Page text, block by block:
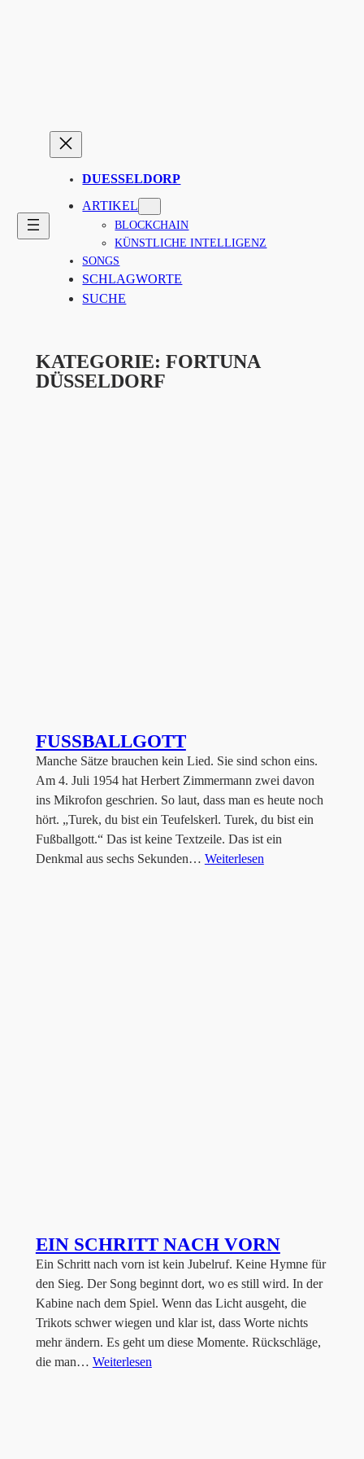
DUESSELDORP
ARTIKEL
BLOCKCHAIN
KÜNSTLICHE INTELLIGENZ
SONGS
SCHLAGWORTE
SUCHE
KATEGORIE: FORTUNA
DÜSSELDORF
FUSSBALLGOTT
Manche Sätze brauchen kein Lied. Sie sind schon eins.
Am 4. Juli 1954 hat Herbert Zimmermann zwei davon
ins Mikrofon geschrien. So laut, dass man es heute noch
hört. „Turek, du bist ein Teufelskerl. Turek, du bist ein
Fußballgott.“ Das ist keine Textzeile. Das ist ein
Denkmal aus sechs Sekunden… Weiterlesen
EIN SCHRITT NACH VORN
Ein Schritt nach vorn ist kein Jubelruf. Keine Hymne für
den Sieg. Der Song beginnt dort, wo es still wird. In der
Kabine nach dem Spiel. Wenn das Licht ausgeht, die
Trikots schwer wiegen und klar ist, dass Worte nichts
mehr ändern. Es geht um diese Momente. Rückschläge,
die man… Weiterlesen